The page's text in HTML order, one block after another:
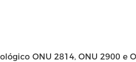
ONU 2814, ONU 2900 e